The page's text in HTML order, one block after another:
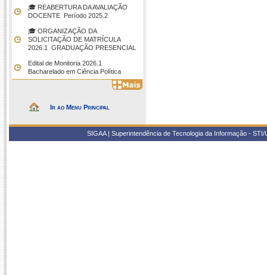
🎓 REABERTURA DA AVALIAÇÃO
DOCENTE  Período 2025.2
🎓 ORGANIZAÇÃO DA
SOLICITAÇÃO DE MATRÍCULA
2026.1  GRADUAÇÃO PRESENCIAL
Edital de Monitoria 2026.1 
Bacharelado em Ciência Política
Ir ao Menu Principal
SIGAA | Superintendência de Tecnologia da Informação -